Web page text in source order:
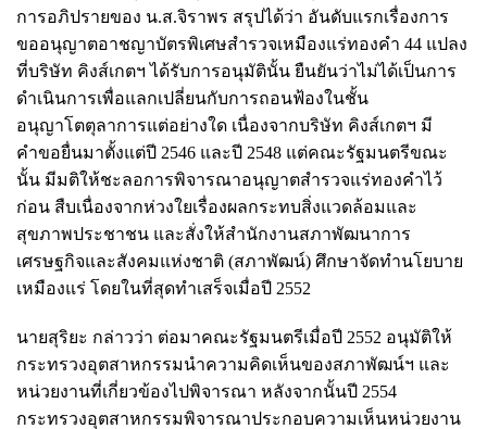
การอภิปรายของ น.ส.จิราพร สรุปได้ว่า อันดับแรกเรื่องการ
ขออนุญาตอาชญาบัตรพิเศษสำรวจเหมืองแร่ทองคำ 44 แปลง
ที่บริษัท คิงส์เกตฯ ได้รับการอนุมัตินั้น ยืนยันว่าไม่ได้เป็นการ
ดำเนินการเพื่อแลกเปลี่ยนกับการถอนฟ้องในชั้น
อนุญาโตตุลาการแต่อย่างใด เนื่องจากบริษัท คิงส์เกตฯ มี
คำขอยื่นมาตั้งแต่ปี 2546 และปี 2548 แต่คณะรัฐมนตรีขณะ
นั้น มีมติให้ชะลอการพิจารณาอนุญาตสำรวจแร่ทองคำไว้
ก่อน สืบเนื่องจากห่วงใยเรื่องผลกระทบสิ่งแวดล้อมและ
สุขภาพประชาชน และสั่งให้สำนักงานสภาพัฒนาการ
เศรษฐกิจและสังคมแห่งชาติ (สภาพัฒน์) ศึกษาจัดทำนโยบาย
เหมืองแร่ โดยในที่สุดทำเสร็จเมื่อปี 2552
นายสุริยะ กล่าวว่า ต่อมาคณะรัฐมนตรีเมื่อปี 2552 อนุมัติให้
กระทรวงอุตสาหกรรมนำความคิดเห็นของสภาพัฒน์ฯ และ
หน่วยงานที่เกี่ยวข้องไปพิจารณา หลังจากนั้นปี 2554
กระทรวงอุตสาหกรรมพิจารณาประกอบความเห็นหน่วยงาน